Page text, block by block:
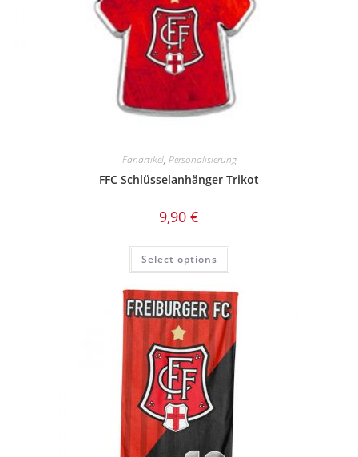
Fanartikel, Personalisierung
FFC Schlüsselanhänger Trikot
9,90 €
Select options